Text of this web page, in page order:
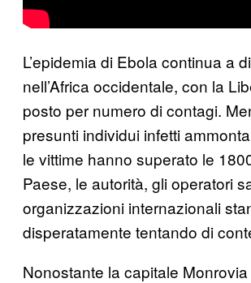
L’epidemia di Ebola continua a
nell’Africa occidentale, con la
posto per numero di contagi.
presunti individui infetti
le vittime hanno superato le
Paese, le autorità, gli operatori
organizzazioni internazionali
disperatamente tentando di
Nonostante la capitale